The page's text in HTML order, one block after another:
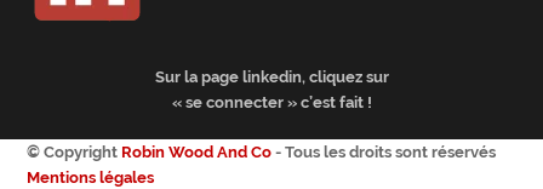
Sur la page linkedin, cliquez sur
« se connecter »c’est fait !
© Copyright Robin Wood And Co - Tous les droits sont réservés
Mentions légales